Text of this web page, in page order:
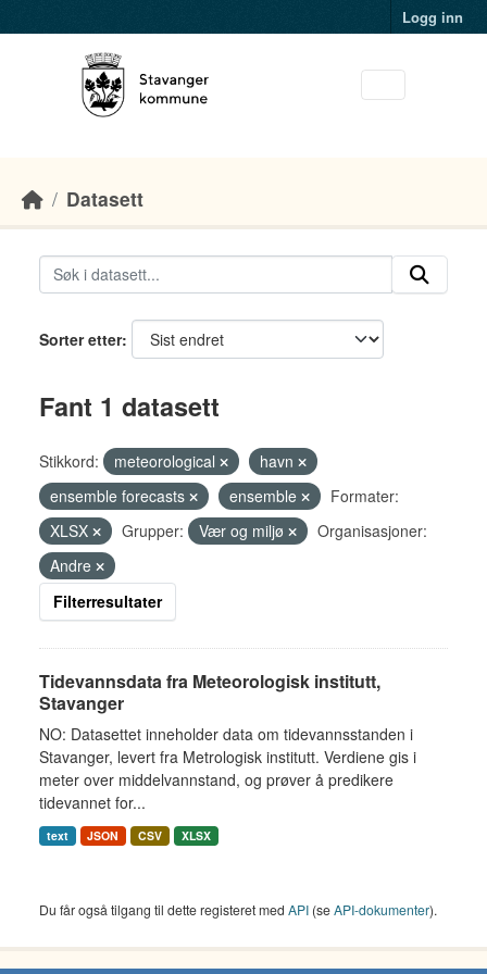
Logg inn
Datasett
Sorter etter
Fant 1 datasett
Stikkord: meteorological
havn
ensemble forecasts
ensemble
Formater:
XLSX
Grupper: Vær og miljø
Organisasjoner:
Andre
Filterresultater
Tidevannsdata fra Meteorologisk institutt,
Stavanger
NO: Datasettet inneholder data om tidevannsstanden i
Stavanger, levert fra Metrologisk institutt. Verdiene gis i
meter over middelvannstand, og prøver å predikere
tidevannet for...
text JSON CSV XLSX
Du får også tilgang til dette registeret med API (seAPI-dokumenter).